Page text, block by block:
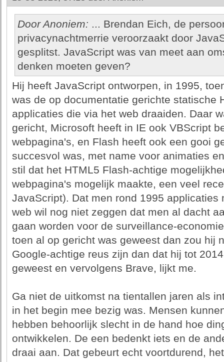
Door Anoniem: ... Brendan Eich, de
privacynachtmerrie veroorzaakt door
gesplitst. JavaScript was van meet aan
denken moeten geven?
Hij heeft JavaScript ontworpen, in 1995,
was de op documentatie gerichte statische
applicaties die via het web draaiden. Daar
gericht, Microsoft heeft in IE ook VBScript
webpagina's, en Flash heeft ook een gooi
succesvol was, met name voor animaties
stil dat het HTML5 Flash-achtige
webpagina's mogelijk maakte, een veel
JavaScript). Dat men rond 1995
web wil nog niet zeggen dat men al dacht
gaan worden voor de surveillance-
toen al op gericht was geweest dan zou hij
Google-achtige reus zijn dan dat hij tot
geweest en vervolgens Brave, lijkt me.
Ga niet de uitkomst na tientallen jaren als
in het begin mee bezig was. Mensen
hebben behoorlijk slecht in de hand hoe
ontwikkelen. De een bedenkt iets en de
draai aan. Dat gebeurt echt voortdurend,